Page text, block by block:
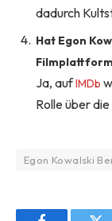
dadurch
Hat Egon
Ja, aufIMDb
Rolle über
Egon Kowalski